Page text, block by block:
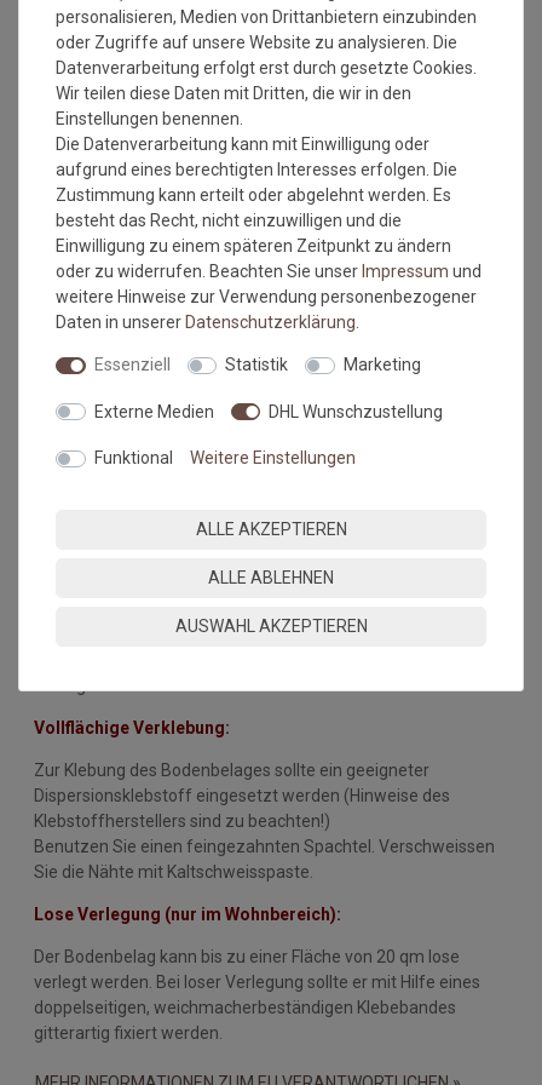
Maßtoleranzen von 1-5 % können auftreten und sind
völlig normal. Sonderzuschnitte sind vom
Umtausch/Rückgabe ausgeschlossen.
Weiterhin ist zu beachten, wenn der gleiche Belag in
verschiedenen Rollenbreiten bestellt wird, dass es zu
Farbabweichungen auf Grund der unterschiedlichen
Anfertigungen kommen kann.
Wie messe ich meinen Raum aus, damit das Material
ausreicht?
Beim ausmessen des Raumes in dem der Bodenbelag
verlegt werden soll, bitte immer die Türrahmen, Erker
oder sonstige Aussparungen IMMER mit ausmessen.
Also immer die längste Länge und die breiteste Breite.
Kalkulieren Sie immer ca. 10-15 cm mehr in der Länge
gleichmäßig breit bzw. lang sein können.
Der Unterboden muss eben, glatt, fest, rissfrei, trocken und
ausgerollt werden. Zur Zeit der Verlegung sollte die
Untergrundes nicht unter 15°C.
Vollflächige Verklebung:
Zur Klebung des Bodenbelages sollte ein geeigneter
Dispersionsklebstoff eingesetzt werden (Hinweise des
Klebstoffherstellers sind zu beachten!)
Benutzen Sie einen feingezahnten Spachtel. Verschweissen
Sie die Nähte mit Kaltschweisspaste.
Lose Verlegung (nur im Wohnbereich):
Der Bodenbelag kann bis zu einer Fläche von 20 qm lose
verlegt werden. Bei loser Verlegung sollte er mit Hilfe eines
doppelseitigen, weichmacherbeständigen Klebebandes
gitterartig fixiert werden.
personalisieren, Medien von Drittanbietern einzubinden
oder Zugriffe auf unsere Website zu analysieren. Die
Datenverarbeitung erfolgt erst durch gesetzte Cookies.
Wir teilen diese Daten mit Dritten, die wir in den
Einstellungen benennen.
Die Datenverarbeitung kann mit Einwilligung oder
aufgrund eines berechtigten Interesses erfolgen. Die
Zustimmung kann erteilt oder abgelehnt werden. Es
besteht das Recht, nicht einzuwilligen und die
Einwilligung zu einem späteren Zeitpunkt zu ändern
oder zu widerrufen. Beachten Sie unser Impressum und
weitere Hinweise zur Verwendung personenbezogener
Daten in unserer Daten­schutz­erklärung
Essenziell Statistik Marketing
Externe Medien DHL Wunschzustellung
Funktional Weitere Einstellungen
ALLE AKZEPTIEREN
ALLE ABLEHNEN
AUSWAHL AKZEPTIEREN